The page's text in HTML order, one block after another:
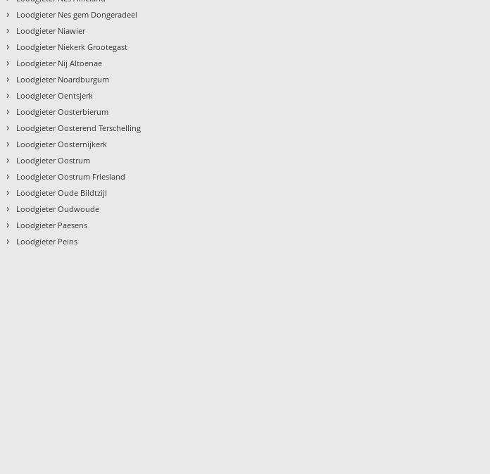
› Loodgieter Nes gem Dongeradeel
› Loodgieter Niawier
› Loodgieter Niekerk Grootegast
› Loodgieter Nij Altoenae
› Loodgieter Noardburgum
› Loodgieter Oentsjerk
› Loodgieter Oosterbierum
› Loodgieter Oosterend Terschelling
› Loodgieter Oosternijkerk
› Loodgieter Oostrum
› Loodgieter Oostrum Friesland
› Loodgieter Oude Bildtzijl
› Loodgieter Oudwoude
› Loodgieter Paesens
› Loodgieter Peins